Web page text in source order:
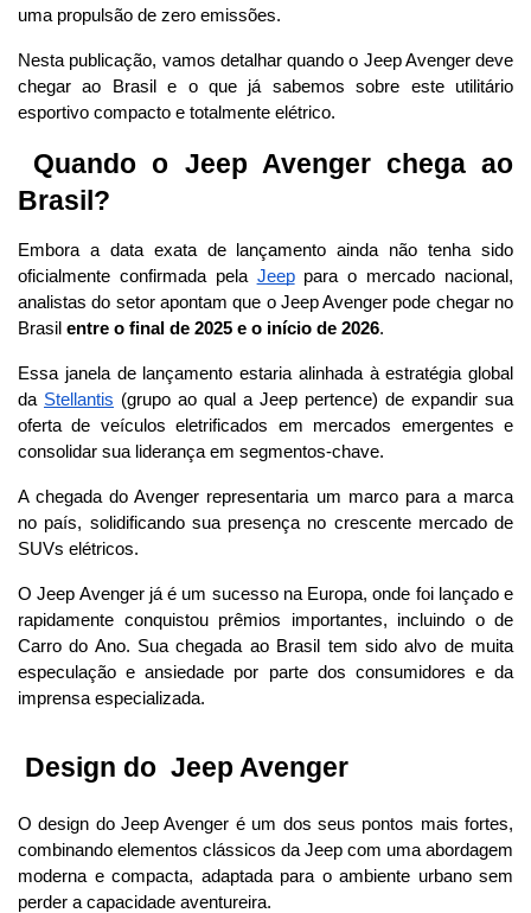
uma propulsão de zero emissões.
Nesta publicação, vamos detalhar quando o Jeep Avenger deve
chegar ao Brasil e o que já sabemos sobre este utilitário
esportivo compacto e totalmente elétrico.
Quando o Jeep Avenger chega ao
Brasil?
Embora a data exata de lançamento ainda não tenha sido
oficialmente confirmada pela Jeep para o mercado nacional,
analistas do setor apontam que o Jeep Avenger pode chegar no
Brasil entre o final de 2025 e o início de 2026.
Essa janela de lançamento estaria alinhada à estratégia global
da Stellantis (grupo ao qual a Jeep pertence) de expandir sua
oferta de veículos eletrificados em mercados emergentes e
consolidar sua liderança em segmentos-chave.
A chegada do Avenger representaria um marco para a marca
no país, solidificando sua presença no crescente mercado de
SUVs elétricos.
O Jeep Avenger já é um sucesso na Europa, onde foi lançado e
rapidamente conquistou prêmios importantes, incluindo o de
Carro do Ano. Sua chegada ao Brasil tem sido alvo de muita
especulação e ansiedade por parte dos consumidores e da
imprensa especializada.
Design do  Jeep Avenger
O design do Jeep Avenger é um dos seus pontos mais fortes,
combinando elementos clássicos da Jeep com uma abordagem
moderna e compacta, adaptada para o ambiente urbano sem
perder a capacidade aventureira.